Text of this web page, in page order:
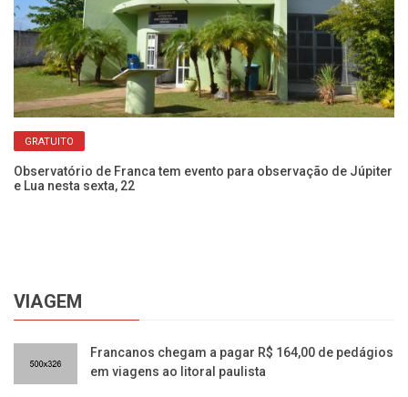
GRATUITO
Observatório de Franca tem evento para observação de Júpiter
e Lua nesta sexta, 22
VIAGEM
​Francanos chegam a pagar R$ 164,00 de pedágios
em viagens ao litoral paulista